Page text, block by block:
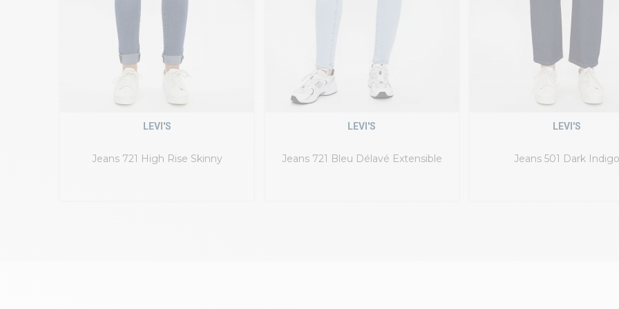
Jeans 721 High Rise Skinny
LEVI'S
Jeans 721 Bleu Délavé Extensible
LEVI'S
Jeans 501 Dark Indigo
LEVI'S